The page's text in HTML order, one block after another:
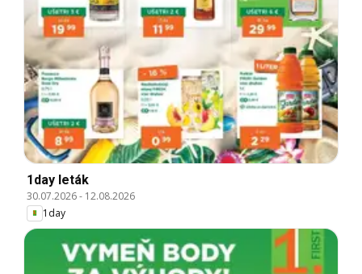
1day leták
30.07.2026- 12.08.2026
1day